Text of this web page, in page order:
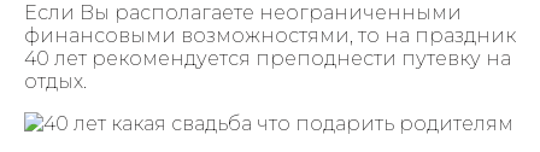
Если Вы располагаете неограниченными
финансовыми возможностями, то на праздник
40 лет рекомендуется преподнести путевку на
отдых.